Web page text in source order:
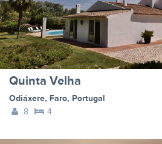
Quinta Velha
Odiáxere, Faro, Portugal
8
4